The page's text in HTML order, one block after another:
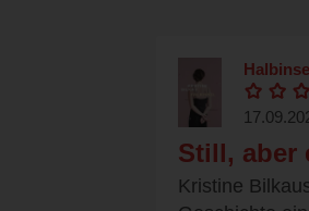
Still, aber
Kristine